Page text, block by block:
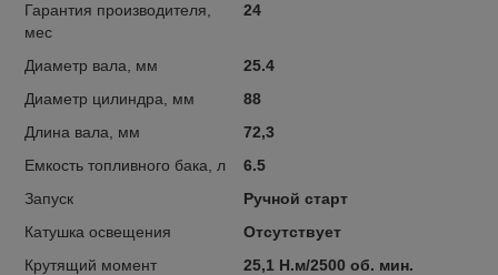
Гарантия производителя,
мес
24
Диаметр вала, мм
25.4
Диаметр цилиндра, мм
88
Длина вала, мм
72,3
Емкость топливного бака, л
6.5
Запуск
Ручной старт
Катушка освещения
Отсутствует
Крутящий момент
25,1 Н.м/2500 об. мин.